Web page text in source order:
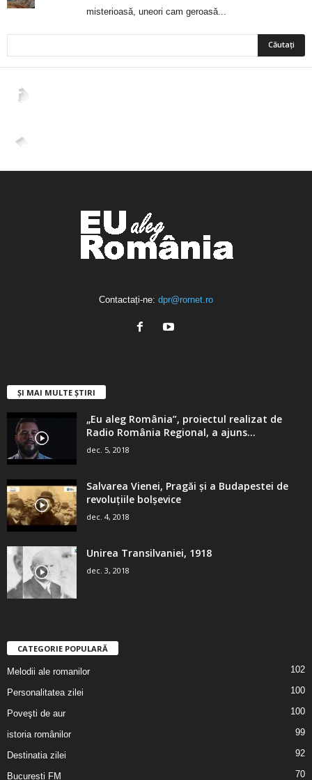
misterioasă, uneori cam geroasă...
2,265
4,400
Contactați-ne: dpr@rornet.ro
ȘI MAI MULTE ȘTIRI
„Eu aleg România”, proiectul realizat de
Radio România Regional, a ajuns...
dec. 5, 2018
Salvarea Vienei, Pragăi şi a Budapestei de
revoluţiile bolşevice
dec. 4, 2018
Unirea Transilvaniei, 1918
dec. 3, 2018
CATEGORIE POPULARĂ
Melodii ale romanilor 102
Personalitatea zilei 100
Poveşti de aur 100
istoria românilor 99
Destinatia zilei 92
Bucuresti FM 70